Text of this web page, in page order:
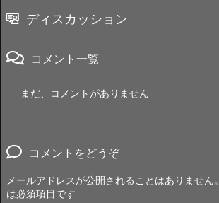
ディスカッション
コメント一覧
まだ、コメントがありません
コメントをどうぞ
メールアドレスが公開されることはありません。
は必須項目です